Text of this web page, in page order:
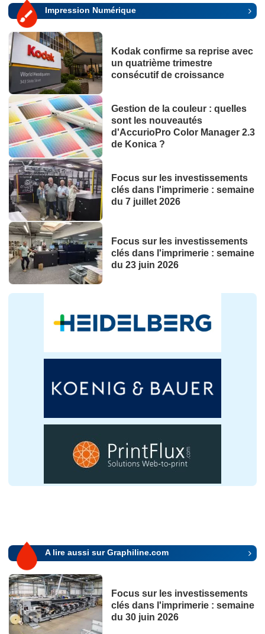
Impression Numérique
Kodak confirme sa reprise avec
un quatrième trimestre
consécutif de croissance
Gestion de la couleur : quelles
sont les nouveautés
d'AccurioPro Color Manager 2.3
de Konica ?
Focus sur les investissements
clés dans l'imprimerie : semaine
du 7 juillet 2026
Focus sur les investissements
clés dans l'imprimerie : semaine
du 23 juin 2026
A lire aussi sur Graphiline.com
Focus sur les investissements
clés dans l'imprimerie : semaine
du 30 juin 2026